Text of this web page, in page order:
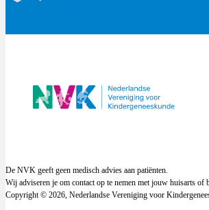
De NVK geeft geen medisch advies aan patiënten.
Wij adviseren je om contact op te nemen met jouw huisarts of
Copyright © 2026, Nederlandse Vereniging voor